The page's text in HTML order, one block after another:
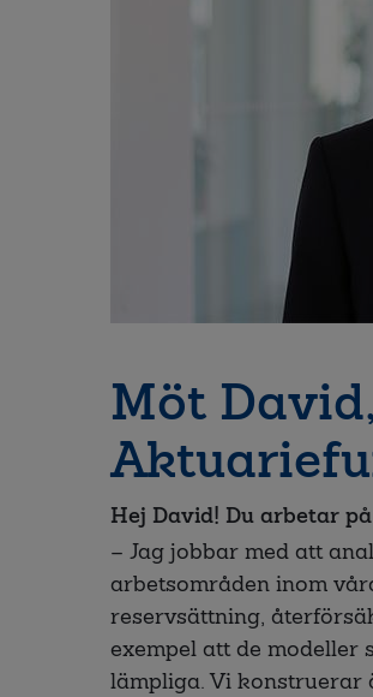
Möt
Hej David! Du arbetar
– Jag jobbar med att
arbetsområden inom
reservsättning,
exempel att de
lämpliga. Vi konstruerar